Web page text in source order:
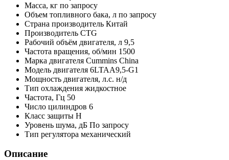
Масса, кг по запросу
Объем топливного бака, л по запросу
Страна производитель Китай
Производитель CTG
Рабочий объём двигателя, л 9,5
Частота вращения, об/мин 1500
Марка двигателя Cummins China
Модель двигателя 6LTAA9,5-G1
Мощность двигателя, л.с. н/д
Тип охлаждения жидкостное
Частота, Гц 50
Число цилиндров 6
Класс защиты H
Уровень шума, дБ По запросу
Тип регулятора механический
Описание